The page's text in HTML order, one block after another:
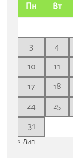
Пн Вт
3
4
10
11
17
18
24
25
31
« Лип